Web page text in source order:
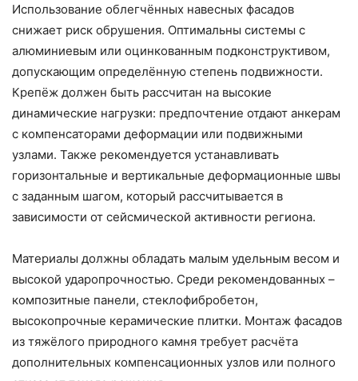
Использование облегчённых навесных фасадов
снижает риск обрушения. Оптимальны системы с
алюминиевым или оцинкованным подконструктивом,
допускающим определённую степень подвижности.
Крепёж должен быть рассчитан на высокие
динамические нагрузки: предпочтение отдают анкерам
с компенсаторами деформации или подвижными
узлами. Также рекомендуется устанавливать
горизонтальные и вертикальные деформационные швы
с заданным шагом, который рассчитывается в
зависимости от сейсмической активности региона.
Материалы должны обладать малым удельным весом и
высокой ударопрочностью. Среди рекомендованных –
композитные панели, стеклофибробетон,
высокопрочные керамические плитки. Монтаж фасадов
из тяжёлого природного камня требует расчёта
дополнительных компенсационных узлов или полного